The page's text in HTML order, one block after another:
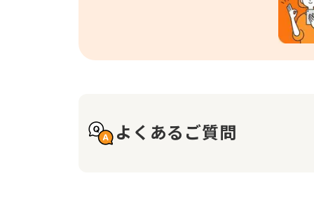
よくあるご質問